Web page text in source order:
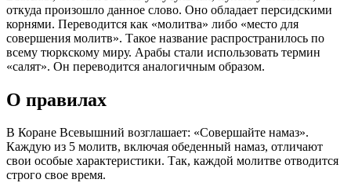
откуда произошло данное слово. Оно обладает персидскими
корнями. Переводится как «молитва» либо «место для
совершения молитв». Такое название распространилось по
всему тюркскому миру. Арабы стали использовать термин
«салят». Он переводится аналогичным образом.
О правилах
В Коране Всевышний возглашает: «Совершайте намаз».
Каждую из 5 молитв, включая обеденный намаз, отличают
свои особые характеристики. Так, каждой молитве отводится
строго свое время.